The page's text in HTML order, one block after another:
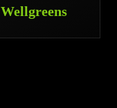
Wellgreens